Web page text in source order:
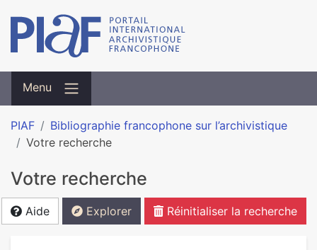
Menu
PIAF
Bibliographie francophone sur l’archivistique
Votre recherche
Votre recherche
Aide Explorer Réinitialiser la recherche